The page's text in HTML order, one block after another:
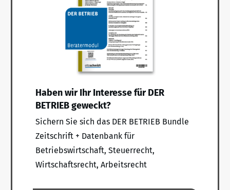
Haben wir Ihr Interesse für DER
BETRIEB geweckt?
Sichern Sie sich das DER BETRIEB Bundle
Zeitschrift + Datenbank für
Betriebswirtschaft, Steuerrecht,
Wirtschaftsrecht, Arbeitsrecht